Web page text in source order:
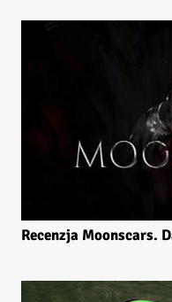
Recenzja Moonscars.